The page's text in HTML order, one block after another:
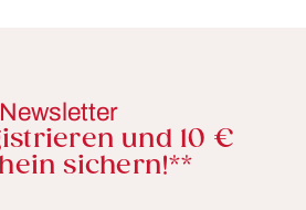
Newsletter
und 10 €
sichern!**